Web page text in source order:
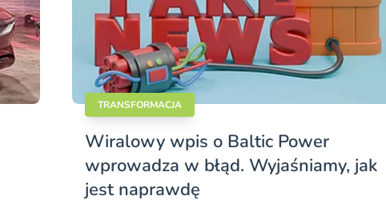
TRANSFORMACJA
Wiralowy wpis o Baltic Power
wprowadza w błąd. Wyjaśniamy, jak
jest naprawdę